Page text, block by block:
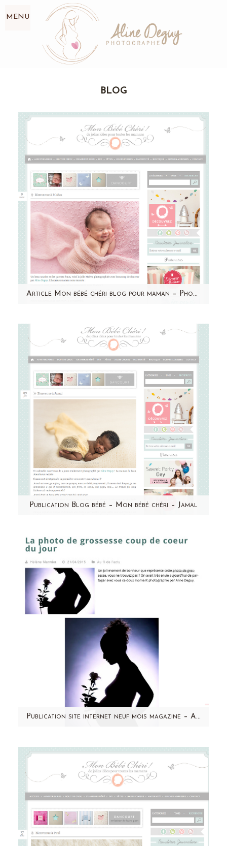
MENU
BLOG
Article Mon bébé chéri blog pour maman – Photographe bébé Paris – Aline Deguy – Maeva
jolie publication ! Retrouvez Maeva et le
témoignage de sa…
Publication Blog bébé – Mon bébé chéri – Jamal
jolie publication ! Retrouvez Jamal et le
Publication site internet neuf mois magazine – Aline Deguy Photographe
partage ! Vous pouvez retrouver actuellement
mes conseils photo studio dans…